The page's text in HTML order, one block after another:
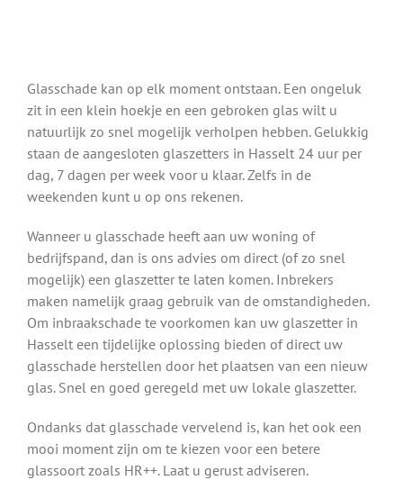
Glasschade kan op elk moment ontstaan. Een ongeluk
zit in een klein hoekje en een gebroken glas wilt u
natuurlijk zo snel mogelijk verholpen hebben. Gelukkig
staan de aangesloten glaszetters in Hasselt 24 uur per
dag, 7 dagen per week voor u klaar. Zelfs in de
weekenden kunt u op ons rekenen.
Wanneer u glasschade heeft aan uw woning of
bedrijfspand, dan is ons advies om direct (of zo snel
mogelijk) een glaszetter te laten komen. Inbrekers
maken namelijk graag gebruik van de omstandigheden.
Om inbraakschade te voorkomen kan uw glaszetter in
Hasselt een tijdelijke oplossing bieden of direct uw
glasschade herstellen door het plaatsen van een nieuw
glas. Snel en goed geregeld met uw lokale glaszetter.
Ondanks dat glasschade vervelend is, kan het ook een
mooi moment zijn om te kiezen voor een betere
glassoort zoals HR++. Laat u gerust adviseren.